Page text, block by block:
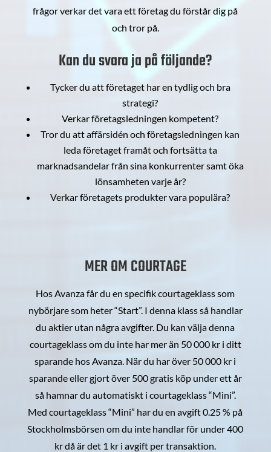
frågor verkar det vara ett företag du förstår dig på
och tror på.
Kan du svara ja på följande?
Tycker du att företaget har en tydlig och bra
strategi?
Verkar företagsledningen kompetent?
Tror du att affärsidén och företagsledningen kan
leda företaget framåt och fortsätta ta
marknadsandelar från sina konkurrenter samt öka
lönsamheten varje år?
Verkar företagets produkter vara populära?
MER OM COURTAGE
Hos Avanza får du en specifik courtageklass som
nybörjare som heter “Start”. I denna klass så handlar
du aktier utan några avgifter. Du kan välja denna
courtageklass om du inte har mer än 50 000 kr i ditt
sparande hos Avanza. När du har över 50 000 kr i
sparande eller gjort över 500 gratis köp under ett år
så hamnar du automatiskt i courtageklass “Mini”.
Med courtageklass “Mini” har du en avgift 0.25 % på
Stockholmsbörsen om du inte handlar för under 400
kr då är det 1 kr i avgift per transaktion.